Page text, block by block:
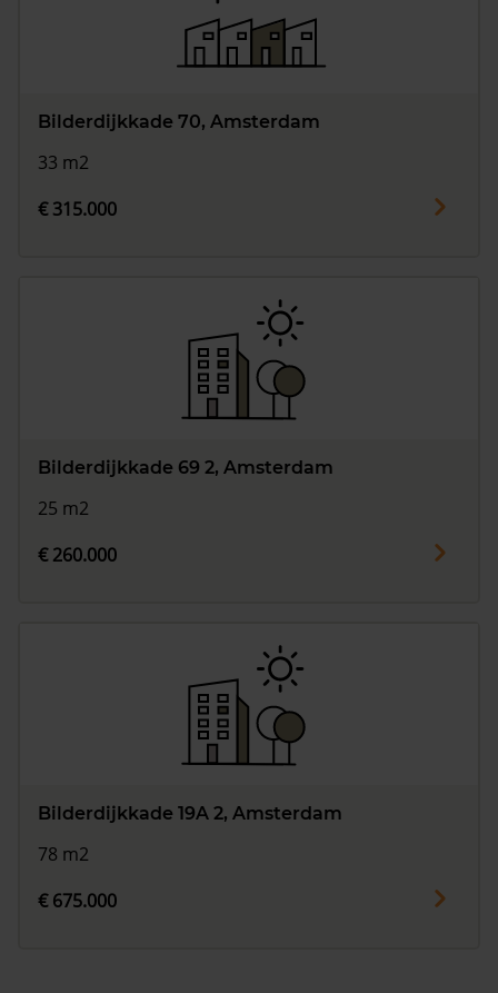
Bilderdijkkade 70, Amsterdam
33 m2
€ 315.000
Bilderdijkkade 69 2, Amsterdam
25 m2
€ 260.000
Bilderdijkkade 19A 2, Amsterdam
78 m2
€ 675.000